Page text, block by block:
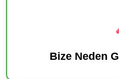
Bize Neden